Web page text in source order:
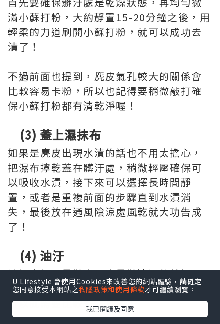
滿小蘇打粉，大約靜置15-20分鐘之後，用
輕柔的力道刷開小蘇打粉，就可以成功去
漬了！
不過前面也提到，麂皮氣孔較大的關係會
比較容易卡粉，所以也記得要稍微敲打確
保小蘇打粉都有清乾淨喔！
(3) 蓋上濕抹布
如果是麂皮出現水漬的話也不用太擔心，
把濕布擰乾蓋在髒汙處，稍微輕壓確保可
以吸收水漬，接下來可以選擇長時間靜
置，或者是重複前面的步驟直到水漬消
失，最後放在通風陰涼處風乾就大功告成
了！
(4) 油汙
油汙大概是最難處理也最難清潔的狀況，
尤其麂皮的吸收速度比其他皮鞋還要快，
所以就需要比較多工具了！
U Lifestyle 會使用Cookies來改善您的網站體驗，請確定
您同意接受本網站之私隱政策和使用條款才可繼續瀏覽。
我已閱讀及同意